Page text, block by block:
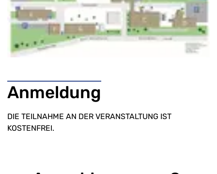
Anmeldung
DIE TEILNAHME AN DER VERANSTALTUNG IST
KOSTENFREI.